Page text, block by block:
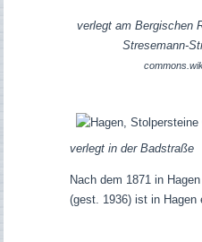
verlegt am Bergischen
Stresemann-
verlegt in der Badstraße
Nach dem 1871 in
(gest. 1936) ist in Hagen